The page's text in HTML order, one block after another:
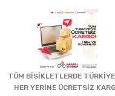
TÜM BİSİKLETLERDE
HER YERİNE ÜCRETSİZ